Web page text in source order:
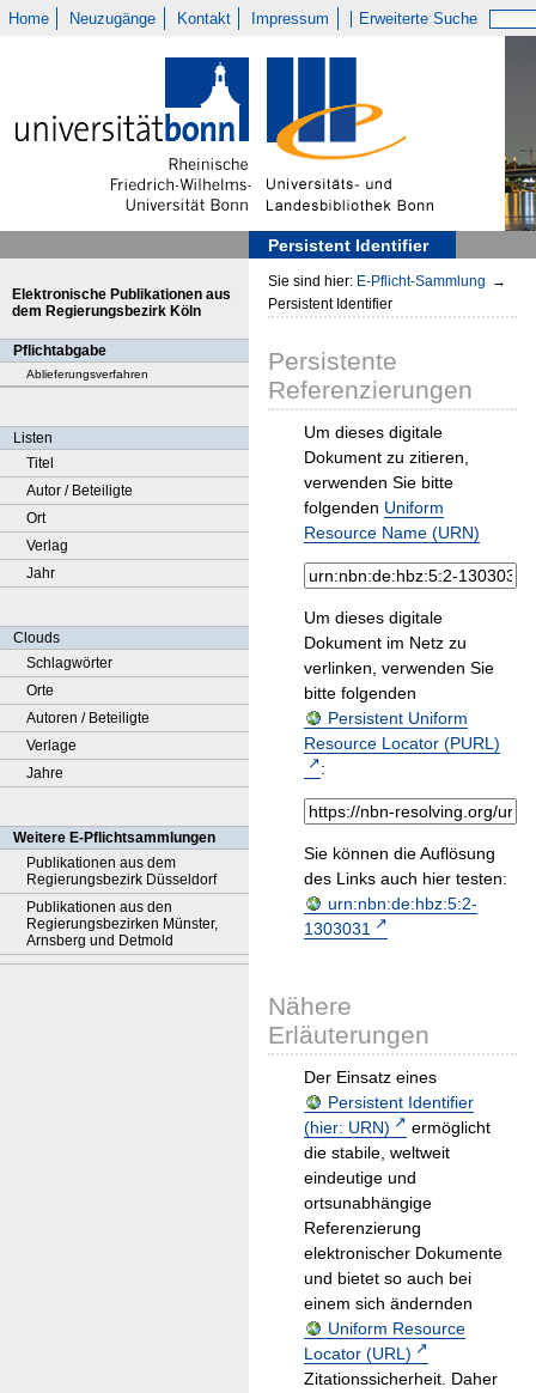
Home Neuzugänge Kontakt Impressum Erweiterte Suche
Persistent Identifier
Elektronische Publikationen aus
dem Regierungsbezirk Köln
Pflichtabgabe
Ablieferungsverfahren
Listen
Titel
Autor / Beteiligte
Ort
Verlag
Jahr
Clouds
Schlagwörter
Orte
Autoren / Beteiligte
Verlage
Jahre
Weitere E-Pflichtsammlungen
Publikationen aus dem
Regierungsbezirk Düsseldorf
Publikationen aus den
Regierungsbezirken Münster,
Arnsberg und Detmold
Sie sind hier: E-Pflicht-Sammlung →
Persistent Identifier
Persistente
Referenzierungen
Um dieses digitale
Dokument zu zitieren,
verwenden Sie bitte
folgenden Uniform
Resource Name (URN)
Um dieses digitale
Dokument im Netz zu
verlinken, verwenden Sie
bitte folgenden
Persistent Uniform
Resource Locator (PURL)
:
Sie können die Auflösung
des Links auch hier testen:
urn:nbn:de:hbz:5:2-
1303031
Nähere
Erläuterungen
Der Einsatz eines
Persistent Identifier
(hier: URN)
ermöglicht
die stabile, weltweit
eindeutige und
ortsunabhängige
Referenzierung
elektronischer Dokumente
und bietet so auch bei
einem sich ändernden
Uniform Resource
Locator (URL)
Zitationssicherheit. Daher